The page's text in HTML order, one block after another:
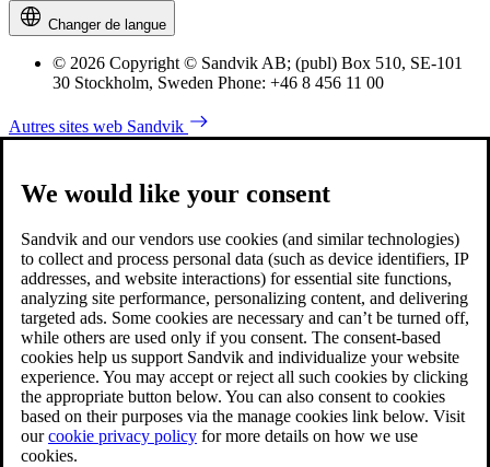
Changer de langue
© 2026 Copyright © Sandvik AB; (publ) Box 510, SE-101
30 Stockholm, Sweden Phone: +46 8 456 11 00
Autres sites web Sandvik
We would like your consent
Sandvik and our vendors use cookies (and similar technologies)
to collect and process personal data (such as device identifiers, IP
addresses, and website interactions) for essential site functions,
analyzing site performance, personalizing content, and delivering
targeted ads. Some cookies are necessary and can’t be turned off,
while others are used only if you consent. The consent-based
cookies help us support Sandvik and individualize your website
experience. You may accept or reject all such cookies by clicking
the appropriate button below. You can also consent to cookies
based on their purposes via the manage cookies link below. Visit
ourcookie privacy policy for more details on how we use
cookies.